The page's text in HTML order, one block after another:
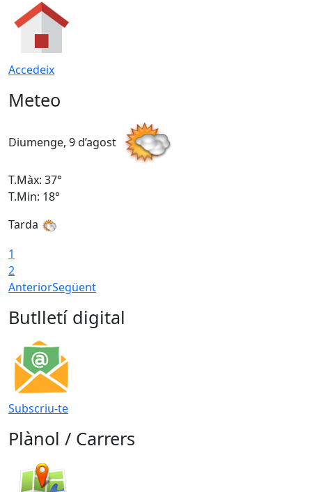
Accedeix
Meteo
Diumenge, 9 d’agost
T.Màx: 37°
T.Min: 18°
Tarda
1
2
AnteriorSegüent
Butlletí digital
Subscriu-te
Plànol / Carrers